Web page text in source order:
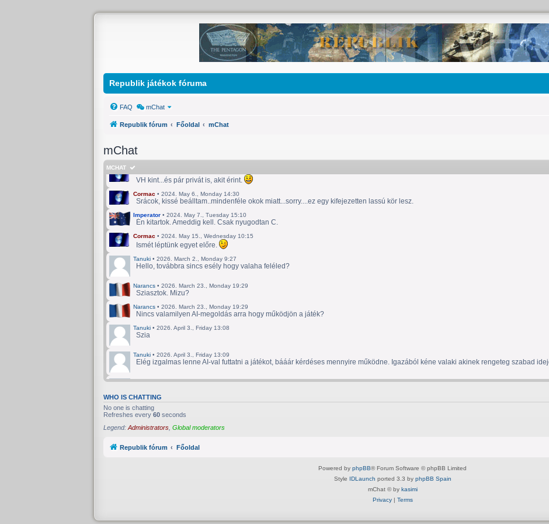
Republik játékok fóruma
FAQ mChat
Republik fórum Főoldal mChat
mChat
MCHAT
Cormac
VH kint...és pár privát is, akit érint.
Cormac • 2024. May 6., Monday 14:30
Srácok, kissé beálltam..mindenféle okok miatt...sorry....ez egy kifejezetten lassú kör lesz.
Imperator• 2024. May 7., Tuesday 15:10
Én kitartok. Ameddig kell. Csak nyugodtan C.
Cormac • 2024. May 15., Wednesday 10:15
Ismét léptünk egyet előre.
Tanuki• 2026. March 2., Monday 9:27
Hello, továbbra sincs esély hogy valaha feléled?
Narancs• 2026. March 23., Monday 19:29
Sziasztok. Mizu?
Narancs• 2026. March 23., Monday 19:29
Nincs valamilyen AI-megoldás arra hogy működjön a játék?
Tanuki• 2026. April 3., Friday 13:08
Szia
Tanuki• 2026. April 3., Friday 13:09
Elég izgalmas lenne AI-val futtatni a játékot, bááár kérdéses mennyire működne. Igazából kéne valaki akinek rengeteg szabad
Tanuki•2026. April 20., Monday 11:18
WHO IS CHATTING
No one is chatting
Refreshes every 60seconds
Legend: Administrators, Global moderators
Republik fórum Főoldal
Powered by phpBB® Forum Software © phpBB Limited
Style IDLaunch ported 3.3 by phpBB Spain
mChat © by kasimi
Privacy| Terms